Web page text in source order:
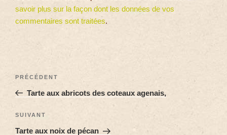
savoir plus sur la façon dont les données de vos
commentaires sont traitées.
PRÉCÉDENT
Tarte aux abricots des coteaux agenais,
SUIVANT
Tarte aux noix de pécan